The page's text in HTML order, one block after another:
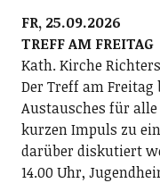
FR, 25.09.2026
TREFF AM FREITAG
Kath. Kirche
Der Treff am
Austausches für
kurzen Impuls zu
darüber diskutiert
14.00 Uhr,